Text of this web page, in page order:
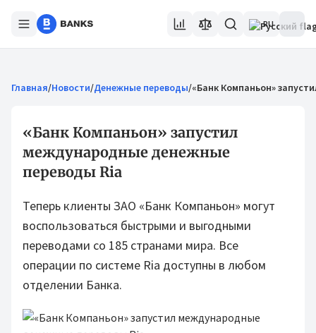
RU
Главная/Новости/Денежные переводы/«Банк Компаньон»
«Банк Компаньон» запустил
международные денежные
переводы Ria
Теперь клиенты ЗАО «Банк Компаньон» могут
воспользоваться быстрыми и выгодными
переводами со 185 странами мира. Все
операции по системе Ria доступны в любом
отделении Банка.